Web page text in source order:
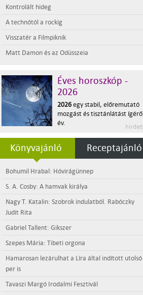
Kontrolált hideg
A technótól a rockig
Visszatér a Filmpiknik
Matt Damon és az Odüsszeia
Éves horoszkóp -
2026
2026 egy stabil, előremutató
mozgást és tisztánlátást ígérő
év.
Könyvajánló Receptajánló
Bohumil Hrabal: Hóvirágünnep
S. A. Cosby: A hamvak királya
Nagy T. Katalin: Szobrok indulatból. Rabóczky
Judit Rita
Gabriel Tallent: Gikszer
Szepes Mária: Tibeti orgona
Hamarosan lezárulhat a Líra által indított utolsó
per is
Tavaszi Margó Irodalmi Fesztivál